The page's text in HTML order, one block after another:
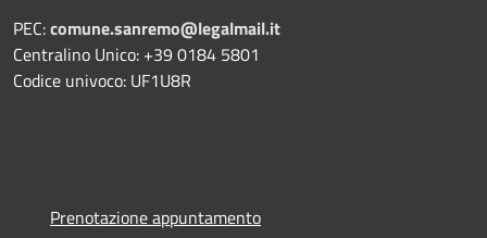
PEC:comune.sanremo@legalmail.it
Centralino Unico: +39 0184 5801
Codice univoco: UF1U8R
Prenotazione appuntamento